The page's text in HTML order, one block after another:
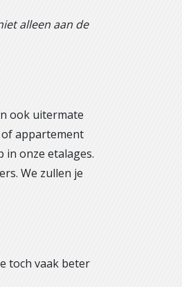
alleen aan de
ook uitermate
of appartement
in onze etalages.
We zullen je
toch vaak beter